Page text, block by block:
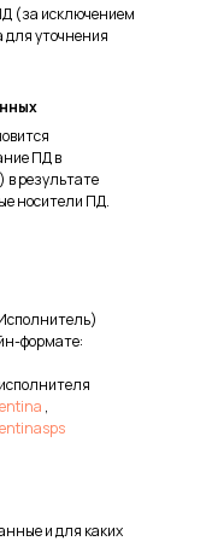
(за исключением
для уточнения
ПД в
результате
носители ПД.
формате:
,
и для каких